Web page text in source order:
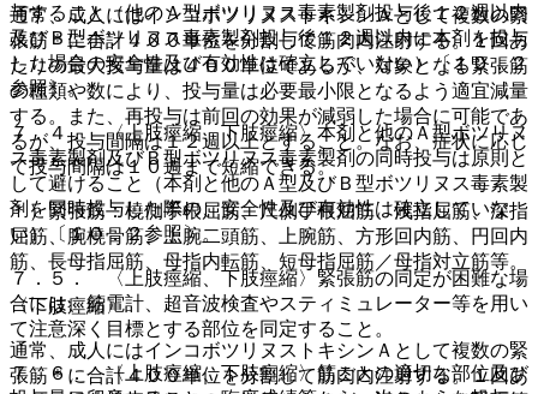
与すること（他のＡ型ボツリヌス毒素製剤投与後１２週以内
及びＢ型ボツリヌス毒素製剤投与後１２週以内に本剤を投与
した場合の安全性及び有効性は確立していない）〔１０．２
参照〕。
７．４． 〈上肢痙縮、下肢痙縮〉本剤と他のＡ型ボツリヌ
ス毒素製剤及びＢ型ボツリヌス毒素製剤の同時投与は原則と
して避けること（本剤と他のＡ型及びＢ型ボツリヌス毒素製
剤を同時投与した際の、安全性及び有効性は確立していな
い）〔１０．２参照〕。
７．５． 〈上肢痙縮、下肢痙縮〉緊張筋の同定が困難な場
合には、筋電計、超音波検査やスティミュレーター等を用い
て注意深く目標とする部位を同定すること。
７．６． 〈上肢痙縮、下肢痙縮〉筋ごとの適切な部位及び
通常、成人にはインコボツリヌストキシンＡとして複数の緊
張筋＊に合計４００単位を分割して筋肉内注射する。１回あ
たりの最大投与量は４００単位であるが、対象となる緊張筋
の種類や数により、投与量は必要最小限となるよう適宜減量
する。また、再投与は前回の効果が減弱した場合に可能であ
るが、投与間隔は１２週以上とすること。なお、症状に応じ
て投与間隔は１０週まで短縮できる。
＊）緊張筋：橈側手根屈筋、尺側手根屈筋、浅指屈筋、深指
屈筋、腕橈骨筋、上腕二頭筋、上腕筋、方形回内筋、円回内
筋、長母指屈筋、母指内転筋、短母指屈筋／母指対立筋等。
〈下肢痙縮〉
通常、成人にはインコボツリヌストキシンＡとして複数の緊
張筋＊に合計４００単位を分割して筋肉内注射する。１回あ